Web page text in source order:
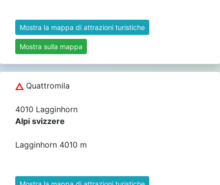
Mostra la mappa di attrazioni turistiche
Mostra sulla mappa
Quattromila
4010 Lagginhorn
Alpi svizzere
Lagginhorn 4010 m